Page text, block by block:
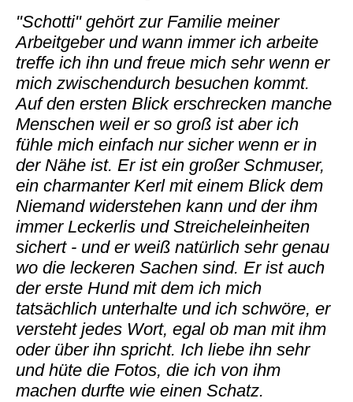
"Schotti" gehört zur Familie meiner
Arbeitgeber und wann immer ich arbeite
treffe ich ihn und freue mich sehr wenn er
mich zwischendurch besuchen kommt.
Auf den ersten Blick erschrecken manche
Menschen weil er so groß ist aber ich
fühle mich einfach nur sicher wenn er in
der Nähe ist. Er ist ein großer Schmuser,
ein charmanter Kerl mit einem Blick dem
Niemand widerstehen kann und der ihm
immer Leckerlis und Streicheleinheiten
sichert - und er weiß natürlich sehr genau
wo die leckeren Sachen sind. Er ist auch
der erste Hund mit dem ich mich
tatsächlich unterhalte und ich schwöre, er
versteht jedes Wort, egal ob man mit ihm
oder über ihn spricht. Ich liebe ihn sehr
und hüte die Fotos, die ich von ihm
machen durfte wie einen Schatz.